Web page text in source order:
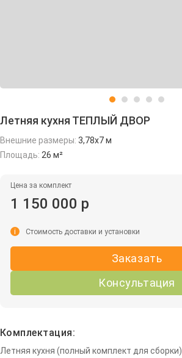
Летняя кухня ТЕПЛЫЙ ДВОР
Внешние размеры: 3,78х7 м
Площадь: 26 м²
Цена за комплект
1 150 000 р
Заказать
Консультация
i Стоимость доставки и установки
Комплектация:
Летняя кухня (полный комплект для сборки)